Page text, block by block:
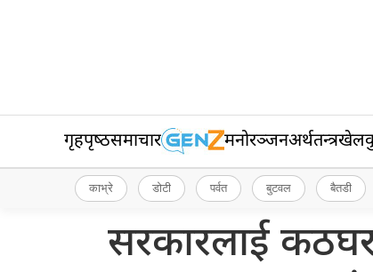
गृहपृष्‍ठसमाचार मनोरञ्जनअर्थतन्त्र
काभ्रे डोटी पर्वत बुटवल बैतडी
सरकारलाई